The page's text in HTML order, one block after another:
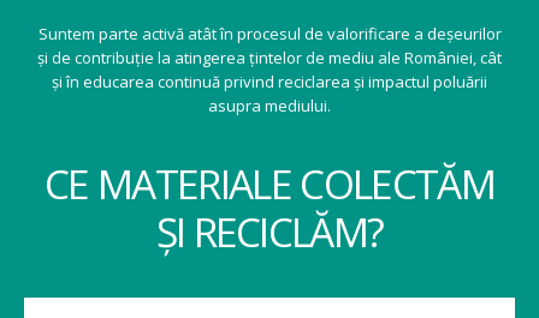
Suntem parte activă atât în procesul de valorificare a deșeurilor
și de contribuție la atingerea țintelor de mediu ale României, cât
și în educarea continuă privind reciclarea și impactul poluării
asupra mediului.
CE MATERIALE COLECTĂM
ȘI RECICLĂM?